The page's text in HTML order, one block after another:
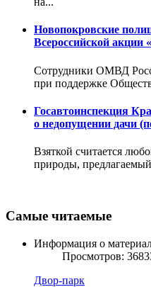
Новопокровские
Всероссийской акции
Сотрудники ОМВД
при поддержке
Госавтоинспекция
о недопущении дачи
Взяткой считается
природы,
Самые читаемые
Информация о
Просмотров:
Двор-парк